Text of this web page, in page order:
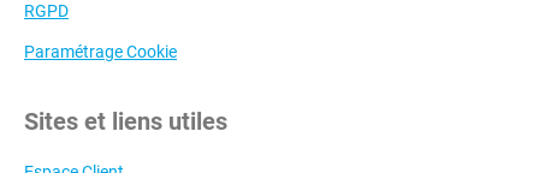
RGPD
Paramétrage Cookie
Sites et liens utiles